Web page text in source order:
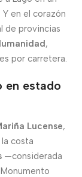
en el corazón
de provincias
,
por carretera.
en estado
Lucense,
costa
—considerada